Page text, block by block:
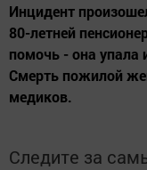
Инцидент
80-летней
помочь - она
Смерть пожилой
медиков.
Следите за